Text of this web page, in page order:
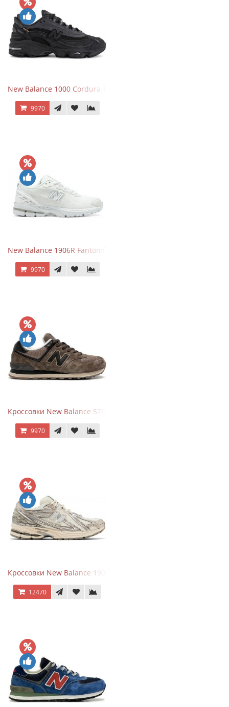
New Balance 1000 Cordura Trainers Black Cement
9970
New Balance 1906R Fantomfit White
9970
Кроссовки New Balance 574 Umber Black
9970
Кроссовки New Balance 1906R Arid Stone
12470